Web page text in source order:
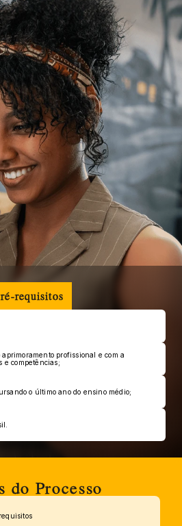
requisitos
aprimoramento profissional e com a
e competências;
o último ano do ensino médio;
do Processo